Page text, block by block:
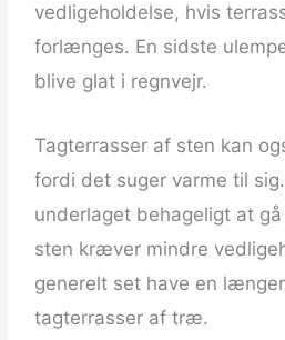
vedligeholdelse, hvis
forlænges. En sidste
blive glat i regnvejr.
Tagterrasser af sten kan
fordi det suger varme til
underlaget behageligt at
sten kræver mindre
generelt set have en
tagterrasser af træ.